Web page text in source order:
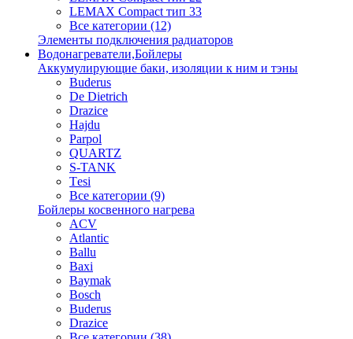
LEMAX Compact тип 33
Все категории (12)
Элементы подключения радиаторов
Водонагреватели,Бойлеры
Аккумулирующие баки, изоляции к ним и тэны
Buderus
De Dietrich
Drazice
Hajdu
Parpol
QUARTZ
S-TANK
Tеsi
Все категории (9)
Бойлеры косвенного нагрева
ACV
Atlantic
Ballu
Baxi
Baymak
Bosch
Buderus
Drazice